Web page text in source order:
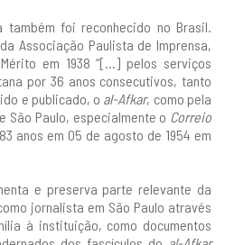
foi reconhecido no Brasil.
Associação Paulista de Imprensa,
em 1938 “[...] pelos serviços
por 36 anos consecutivos, tanto
e publicado, o al-Afkar, como pela
São Paulo, especialmente o Correio
anos em 05 de agosto de 1954 em
e preserva parte relevante da
jornalista em São Paulo através
à instituição, como documentos